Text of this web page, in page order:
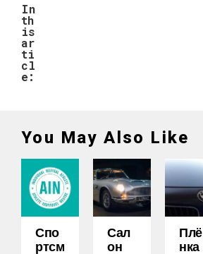
In
th
is
ar
ti
cl
e:
You May Also Like
Спо
Ртсм
Сал
Он
Плё
Нка